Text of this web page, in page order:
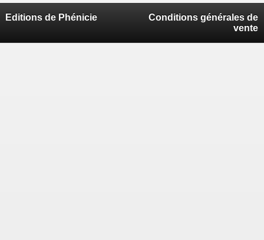
Editions de Phénicie
Conditions générales de
vente